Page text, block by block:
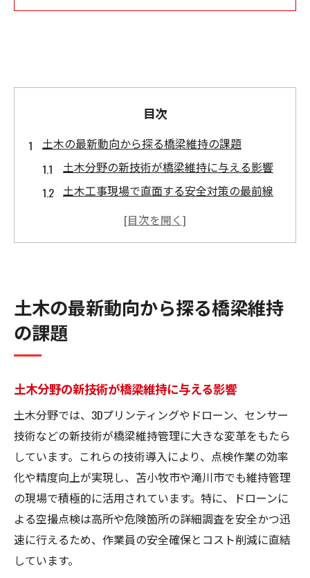
目次
土木の最新動向から探る橋梁維持の課題
土木分野の新技術が橋梁維持に与える影響
土木工事現場で直面する安全対策の最前線
老朽化対策で注目される土木の役割と工夫
土木の視点で見るインフラ管理の課題分析
苫小牧市の土木事業と財政状況の現状整理
ト
橋梁工事を支える北海道の土木技術の進化
土木先端技術が北海道橋梁工事を変革
寒冷地向けの土木工法と耐久性強化策
土木技術革新が橋梁施工に与える利点
実務に役立つ土木ノウハウと事例紹介
土木業界で注目される新素材と施工法
土木の最新動向から探る橋梁維持
の課題
土木分野の新技術が橋梁維持に与える影響
土木分野では、3Dプリンティングやドローン、センサー
技術などの新技術が橋梁維持管理に大きな変革をもたら
しています。これらの技術導入により、点検作業の効率
化や精度向上が実現し、苫小牧市や滝川市でも維持管理
の現場で積極的に活用されています。特に、ドローンに
よる空撮点検は高所や危険箇所の詳細調査を安全かつ迅
速に行えるため、作業員の安全確保とコスト削減に直結
しています。